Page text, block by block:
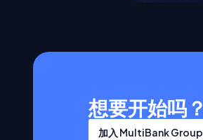
想要开始吗？
加入 MultiBank Group